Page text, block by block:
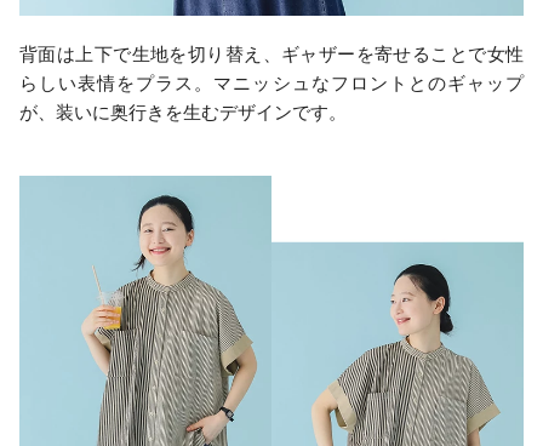
背面は上下で生地を切り替え、ギャザーを寄せることで女性
らしい表情をプラス。マニッシュなフロントとのギャップ
が、装いに奥行きを生むデザインです。